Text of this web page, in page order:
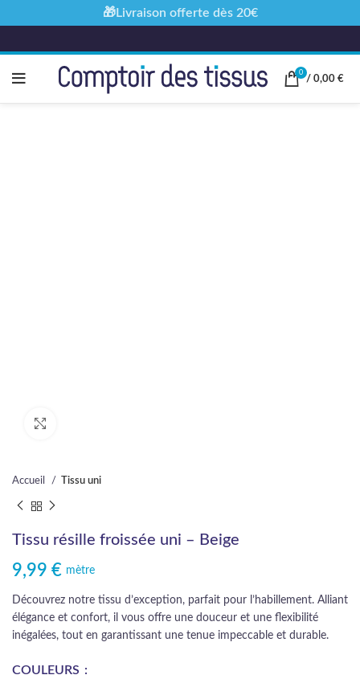
0
/ 0,00 €
Accueil Tissu uni
Tissu résille froissée uni – Beige
9,99 € mètre
Découvrez notre tissu d’exception, parfait pour l’habillement. Alliant
élégance et confort, il vous offre une douceur et une flexibilité
inégalées, tout en garantissant une tenue impeccable et durable.
COULEURS
🎁Livraison offerte dès 20€